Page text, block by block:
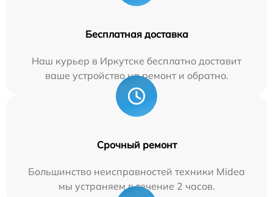
Бесплатная доставка
Наш курьер в Иркутске бесплатно доставит
ваше устройство на ремонт и обратно.
Срочный ремонт
Большинство неисправностей техники Midea
мы устраняем в течение 2 часов.